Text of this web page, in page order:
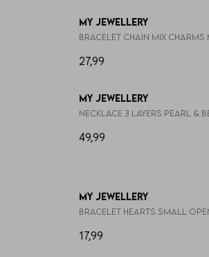
My Jewellery
Bracelet chain mix charms
27,99
My Jewellery
49,99
My Jewellery
Bracelet hearts small open
17,99